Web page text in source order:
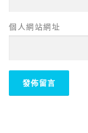
個人網站網址